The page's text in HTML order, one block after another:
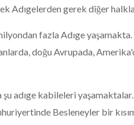
Adıgelerden gerek diğer
fazla Adıge
doğu Avrupada,
şu adıge kabileleri
Besleneyler bir